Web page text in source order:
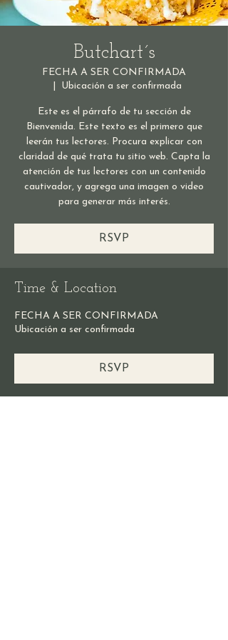
Butchart´s
FECHA A SER CONFIRMADA
Ubicación a ser confirmada
Este es el párrafo de tu sección de
Bienvenida. Este texto es el primero que
leerán tus lectores. Procura explicar con
claridad de qué trata tu sitio web. Capta la
atención de tus lectores con un contenido
cautivador, y agrega una imagen o video
para generar más interés.
RSVP
Time & Location
FECHA A SER CONFIRMADA
Ubicación a ser confirmada
RSVP